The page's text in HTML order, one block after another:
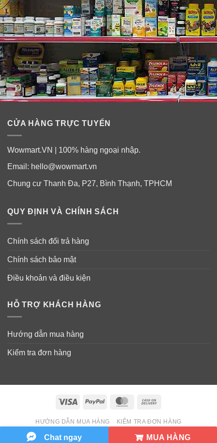
✓ Mang đến làn da khỏe mạnh.
✓ Công nghệ mới giúp tăng độ lưu hương đến 8 tiếng
trên cơ thể suốt ngày dài năng động.
Hướng dẫn sử dụng sữa tắm nam Old
Spice TimberBody Wash
– Cho một lượng nhỏ sữa tắm Old Spice Timber
lại bằng nước sạch.
CỬA HÀNG TRỰC TUYẾN
Wowmart.VN | 100% hàng ngoại nhập.
Email: hello@wowmart.vn
Chung cư Thanh Đa, P27, Bình Thạnh, TPHCM
QUY ĐỊNH VÀ CHÍNH SÁCH
Chính sách đổi trả hàng
Chính sách bảo mật
Điều khoản và điều kiện
HỖ TRỢ KHÁCH HÀNG
Hướng dẫn mua hàng
Kiểm tra đơn hàng
Visa PayPal MasterCard
Delivery
HƯỚNG DẪN MUA HÀNG KIỂM TRA ĐƠN HÀNG
Copyright 2026 © Wowmart VN
Chat ngay MUA HÀNG